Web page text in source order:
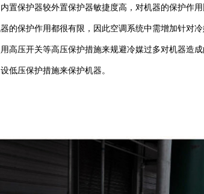
置保护器较外置保护器敏捷度高，对机器的保护作用
的保护作用都很有限，因此空调系统中需增加针对冷
高压开关等高压保护措施来规避冷媒过多对机器造成
低压保护措施来保护机器。